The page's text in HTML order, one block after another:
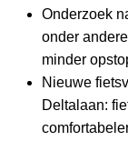
Onderzoek
onder
minder
Nieuwe
Deltalaan: